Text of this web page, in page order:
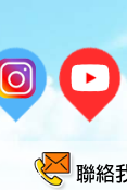
聯絡